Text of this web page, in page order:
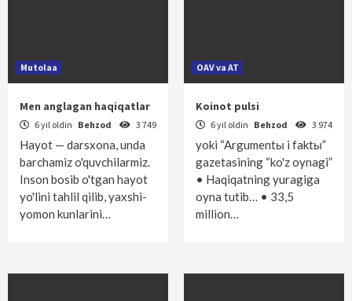
Mutolaa
Men anglagan haqiqatlar
6 yil oldin Behzod 3 749
Hayot — darsxona, unda
barchamiz o'quvchilarmiz.
Inson bosib o'tgan hayot
yo'lini tahlil qilib, yaxshi-
yomon kunlarini…
OAV va AT
Koinot pulsi
6 yil oldin Behzod 3 974
yoki “Argumentы i faktы”
gazetasining “ko'z oynagi”
• Haqiqatning yuragiga
oyna tutib… • 33,5
million…